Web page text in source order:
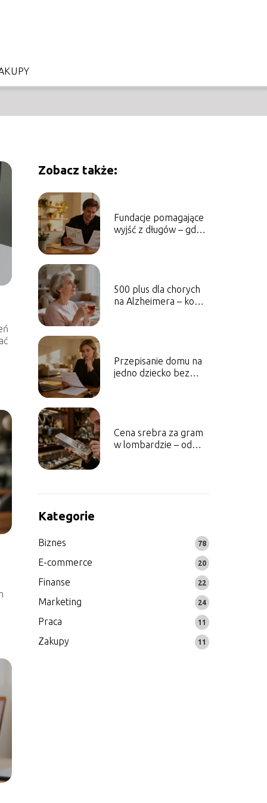
Zobacz także:
Fundacje pomagające
wyjść z długów – gdzie
500 plus dla chorych
na Alzheimera – komu
Przepisanie domu na
jedno dziecko bez
Cena srebra za gram
w lombardzie – od
Kategorie
Biznes 78
E-commerce 20
Finanse 22
Marketing 24
Praca 11
Zakupy 11